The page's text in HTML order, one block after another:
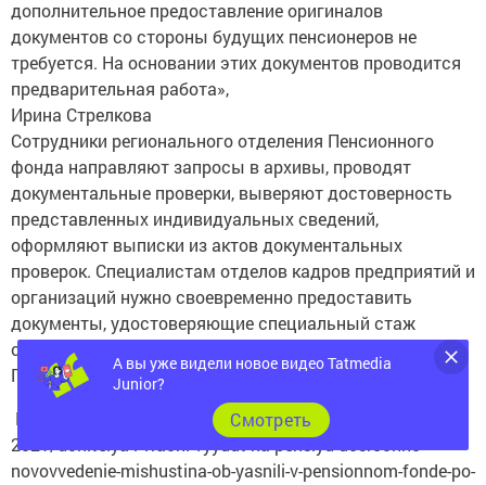
документов со стороны будущих пенсионеров не
требуется. На основании этих документов проводится
предварительная работа»,
Ирина Стрелкова
Сотрудники регионального отделения Пенсионного
фонда направляют запросы в архивы, проводят
документальные проверки, выверяют достоверность
представленных индивидуальных сведений,
оформляют выписки из актов документальных
проверок. Специалистам отделов кадров предприятий и
организаций нужно своевременно предоставить
документы, удостоверяющие специальный стаж
сотрудников, уходящих на досрочную пенсию, в
Пенсионный фонд, подчеркнула Стрелкова.
Подробнее: https://sntat.ru/news/society/15-03-
2021/uchitelya-i-vrachi-vyydut-na-pensiyu-dosrochno-
novovvedenie-mishustina-ob-yasnili-v-pensionnom-fonde-po-
rt-5812274
А вы уже видели новое видео Tatmedia
Junior?
Cмотреть